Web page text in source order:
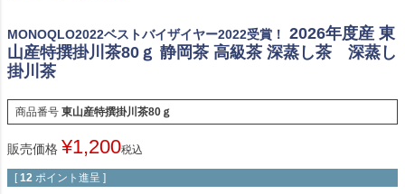
MONOQLO2022ベストバイザイヤー2022受賞！
2026年度産 東
山産特撰掛川茶80ｇ 静岡茶 高級茶 深蒸し茶 深蒸し
掛川茶
商品番号 東山産特撰掛川茶80ｇ
販売価格 ¥1,200税込
[ 12 ポイント進呈 ]